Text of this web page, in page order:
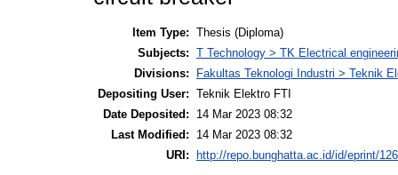
Item Type: Thesis (Diploma)
Subjects: T Technology > TK Electrical
Divisions:
Fakultas Teknologi Industri > Teknik
Depositing User: Teknik Elektro FTI
Date Deposited:
14 Mar 2023 08:32
Last Modified:
14 Mar 2023 08:32
URI:
http://repo.bunghatta.ac.id/id/eprint/